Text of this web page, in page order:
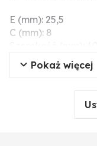
E (mm): 25,5
C (mm): 8
Wymiary
D (mm): 60
Pokaż więcej